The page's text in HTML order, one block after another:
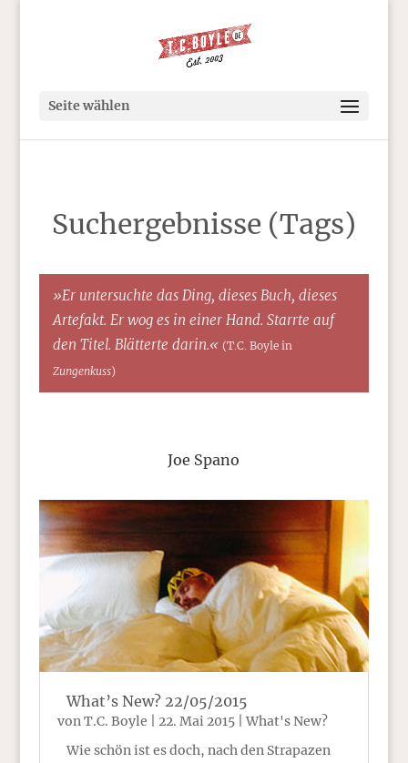
Seite wählen
Suchergebnisse (Tags)
»Er untersuchte das Ding, dieses Buch, dieses
Artefakt. Er wog es in einer Hand. Starrte auf
den Titel. Blätterte darin.« (T.C. Boyle in
Zungenkuss)
Joe Spano
What’s New? 22/05/2015
vonT.C. Boyle 22. Mai 2015|What's New?
Wie schön ist es doch, nach den Strapazen